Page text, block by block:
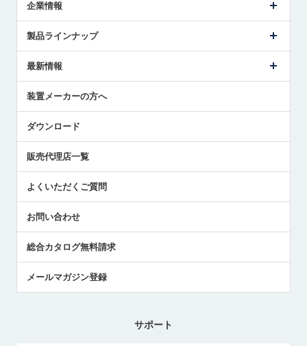
企業情報
ごあいさつ
受賞履歴
採用情報
国/地域/言語
製品ラインナップ
ツールセッタ製品
エアマイクロセンサ製品
最新情報
メトロールの技術
社員ブログ
中小企業のBCP地震対策
センサのテクニカルガイド
社長ブログ
装置メーカーの方へ
ダウンロード
販売代理店一覧
よくいただくご質問
お問い合わせ
総合カタログ無料請求
メールマガジン登録
サポート